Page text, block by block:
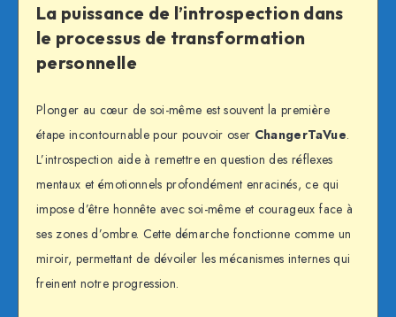
La puissance de l’introspection dans
le processus de transformation
personnelle
Plonger au cœur de soi-même est souvent la première
étape incontournable pour pouvoir oser ChangerTaVue.
L’introspection aide à remettre en question des réflexes
mentaux et émotionnels profondément enracinés, ce qui
impose d’être honnête avec soi-même et courageux face à
ses zones d’ombre. Cette démarche fonctionne comme un
miroir, permettant de dévoiler les mécanismes internes qui
freinent notre progression.